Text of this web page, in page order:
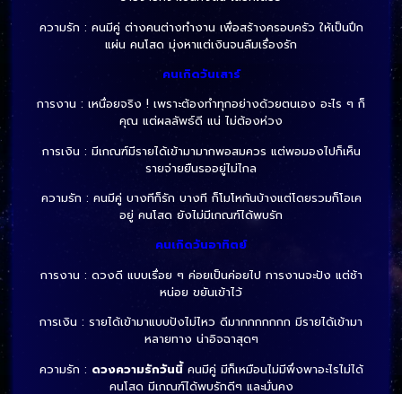
ความรัก : คนมีคู่ ต่างคนต่างทำงาน เพื่อสร้างครอบครัว ให้เป็นปึก
แผ่น คนโสด มุ่งหาแต่เงินจนลืมเรื่องรัก
คนเกิดวันเสาร์
การงาน : เหนื่อยจริง ! เพราะต้องทำทุกอย่างด้วยตนเอง อะไร ๆ ก็
คุณ แต่ผลลัพธ์ดี แน่ ไม่ต้องห่วง
การเงิน : มีเกณฑ์มีรายได้เข้ามามากพอสมควร แต่พอมองไปก็เห็น
รายจ่ายยืนรออยู่ไม่ไกล
ความรัก : คนมีคู่ บางทีก็รัก บางที ก็โมโหกันบ้างแต่โดยรวมก็โอเค
อยู่ คนโสด ยังไม่มีเกณฑ์ได้พบรัก
คนเกิดวันอาทิตย์
การงาน : ดวงดี แบบเรื่อย ๆ ค่อยเป็นค่อยไป การงานจะปัง แต่ช้า
หน่อย ขยันเข้าไว้
การเงิน : รายได้เข้ามาแบบปังไม่ไหว ดีมากกกกกกก มีรายได้เข้ามา
หลายทาง น่าอิจฉาสุดๆ
ความรัก : ดวงความรักวันนี้คนมีคู่ มีก็เหมือนไม่มีพึ่งพาอะไรไม่ได้
คนโสด มีเกณฑ์ได้พบรักดีๆ และมั่นคง